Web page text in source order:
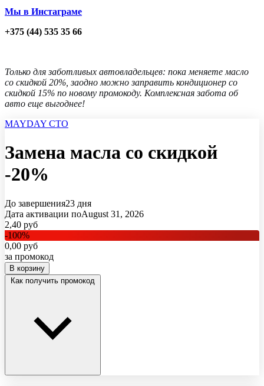
Мы в Инстаграме
+375 (44) 535 35 66
Только для заботливых автовладельцев: пока меняете масло
со скидкой 20%, заодно можно заправить кондиционер со
скидкой 15% по новому промокоду. Комплексная забота об
авто еще выгоднее!
MAYDAY СТО
Замена масла со скидкой
-20%
До завершения23 дня
Дата активации поAugust 31, 2026
2,40 руб
-100%
0,00 руб
за промокод
В корзину
Как получить промокод